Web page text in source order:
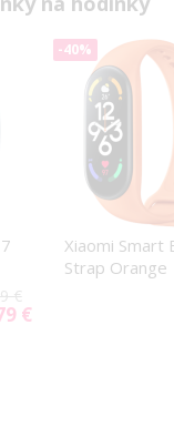
€
€
-40%
Xiaomi Smart
Strap Orange